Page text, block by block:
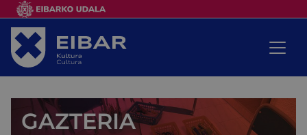
GAZTERIA